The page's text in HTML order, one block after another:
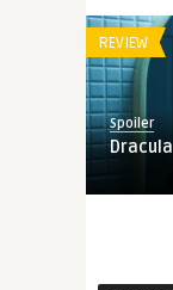
REVIEW
Spoiler
Dracula